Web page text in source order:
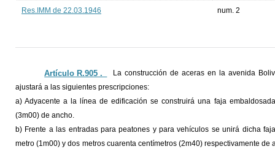
Res.IMM de 22.03.1946 num. 2
Artículo R.905 ._
La construcción de aceras en la avenida
ajustará a las siguientes prescripciones:
a) Adyacente a la línea de edificación se construirá una faja
(3m00) de ancho.
b) Frente a las entradas para peatones y para vehículos se unirá dicha
metro (1m00) y dos metros cuarenta centímetros (2m40) respectivamente